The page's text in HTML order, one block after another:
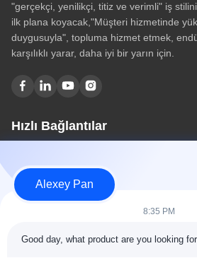
"gerçekçi, yenilikçi, titiz ve verimli" iş
ilk plana koyacak,"Müşteri hizmetinde
duygusuyla", topluma hizmet etmek,
karşılıklı yarar, daha iyi bir yarın için.
Hızlı Bağlantılar
Hakkımızda
Ürünler
Kategoriler
Alexey Pan
8:35 PM
Good day, what product are you looking